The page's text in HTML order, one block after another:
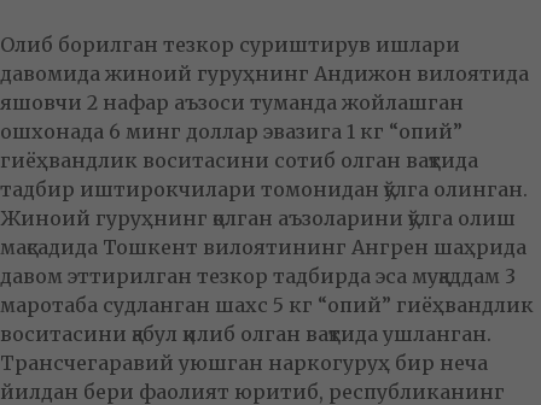
Олиб борилган тезкор суриштирув ишлари
давомида жиноий гуруҳнинг Андижон вилоятида
яшовчи 2 нафар аъзоси туманда жойлашган
ошхонада 6 минг доллар эвазига 1 кг “опий”
гиёҳвандлик воситасини сотиб олган вақтида
тадбир иштирокчилари томонидан қўлга олинган.
Жиноий гуруҳнинг қолган аъзоларини қўлга олиш
мақсадида Тошкент вилоятининг Ангрен шаҳрида
давом эттирилган тезкор тадбирда эса муқаддам 3
маротаба судланган шахс 5 кг “опий” гиёҳвандлик
воситасини қабул қилиб олган вақтида ушланган.
Трансчегаравий уюшган наркогуруҳ бир неча
йилдан бери фаолият юритиб, республиканинг